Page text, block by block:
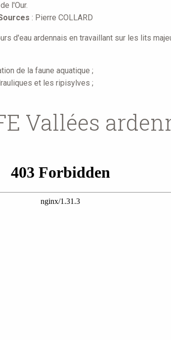
l'Our.
: Pierre COLLARD
d'eau ardennais en travaillant sur les lits
de la faune aquatique ;
et les ripisylves ;
Vallées